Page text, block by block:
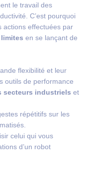
le travail des
C’est pourquoi
actions effectuées par
en se lançant de
flexibilité et leur
outils de performance
secteurs industriels et
répétitifs sur les
celui qui vous
d’un robot